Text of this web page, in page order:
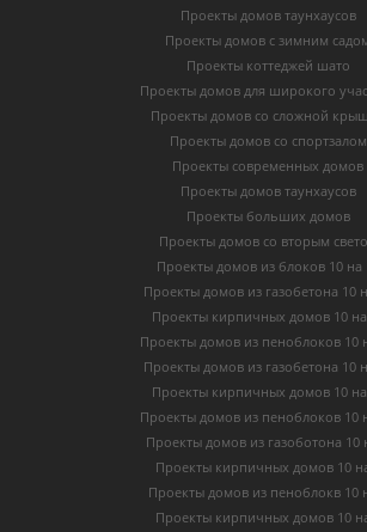
Проекты домов таунхаусов
Проекты домов с зимним
Проекты коттеджей шато
Проекты домов для широкого
Проекты домов со сложной
Проекты домов со спортзалом
Проекты современных домов
Проекты домов таунхаусов
Проекты больших домов
Проекты домов со вторым
Проекты домов из блоков 10 на
Проекты домов из газобетона 10
Проекты кирпичных домов 10
Проекты домов из пеноблоков 10
Проекты домов из газобетона 10
Проекты кирпичных домов 10
Проекты домов из пеноблоков 10
Проекты домов из газоботона 10
Проекты кирпичных домов 10
Проекты домов из пеноблокв 10
Проекты кирпичных домов 10